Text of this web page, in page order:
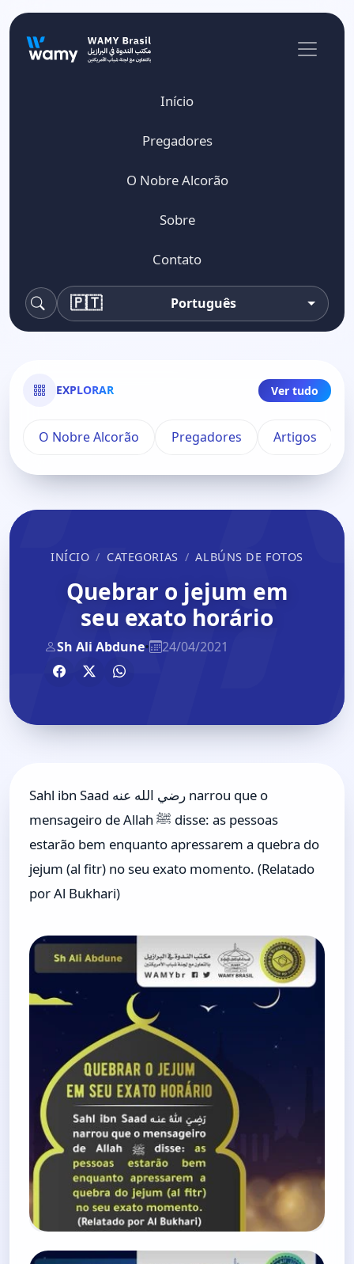
Início
Pregadores
O Nobre Alcorão
Sobre
Contato
Pesquisa
🇵🇹 Português
EXPLORAR Ver tudo
O Nobre Alcorão Pregadores Artigos
INÍCIO CATEGORIAS ALBÚNS DE FOTOS
Quebrar o jejum em
seu exato horário
Sh Ali Abdune• 24/04/2021
Sahl ibn Saad رضي الله عنه narrou que o
mensageiro de Allah ﷺ disse: as pessoas
estarão bem enquanto apressarem a quebra do
jejum (al fitr) no seu exato momento. (Relatado
por Al Bukhari)